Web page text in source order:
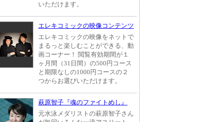
いただけます。
エレキコミックの映像コンテンツ
エレキコミックの映像をネットで
まるっと楽しむことができる、動
画コーナー！ 閲覧有効期間が１
ヶ月間（31日間）の500円コース
と期限なしの1000円コースの２
つからお選びいただけます。
萩原智子『魂のファイトめし』
元水泳メダリストの萩原智子さん